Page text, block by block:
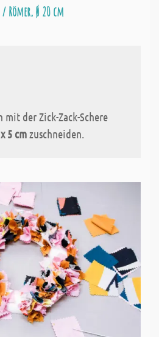
Römer, Ø 20 cm
der Zick-Zack-Schere
5 cmzuschneiden.